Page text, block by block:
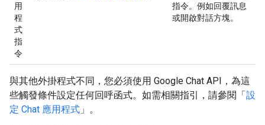
用
程
式
指
令
指令。例如回覆訊息
或開啟對話方塊。
與其他外掛程式不同，您必須使用 Google Chat API，為這
些觸發條件設定任何回呼函式。如需相關指引，請參閱「設
定 Chat 應用程式 」。